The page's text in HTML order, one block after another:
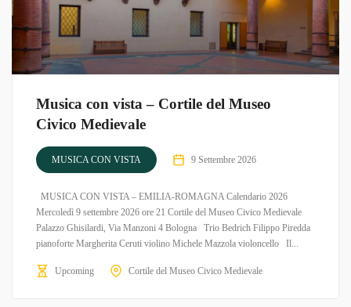
Musica con vista – Cortile del Museo
Civico Medievale
MUSICA CON VISTA 9 Settembre 2026
MUSICA CON VISTA – EMILIA-ROMAGNA Calendario 2026
Mercoledì 9 settembre 2026 ore 21 Cortile del Museo Civico Medievale
Palazzo Ghisilardi, Via Manzoni 4 Bologna Trio Bedrich Filippo Piredda
pianoforte Margherita Ceruti violino Michele Mazzola violoncello Il...
Upcoming Cortile del Museo Civico Medievale